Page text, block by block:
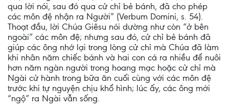
qua lời nói, sau đó qua cử chỉ bẻ bánh, đã cho phép
các môn đệ nhận ra Người” (Verbum Domini, s. 54).
Thoạt đầu, lời Chúa Giêsu nói dường như còn “ở bên
ngoài” các môn đệ; nhưng sau đó, cử chỉ bẻ bánh đã
giúp các ông nhớ lại trong lòng cử chỉ mà Chúa đã làm
khi nhân năm chiếc bánh và hai con cá ra nhiều để nuôi
hơn năm ngàn người trong hoang mạc hoặc cử chỉ mà
Ngài cử hành trong bữa ăn cuối cùng với các môn đệ
trước khi tự nguyện chịu khổ hình; lúc ấy, các ông mới
“ngộ” ra Ngài vẫn sống.